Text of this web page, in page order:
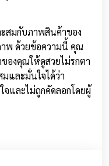
สมกับภาพสินค้าของ
พ ด้วยข้อความนี้ คุณ
องคุณให้ดูสวยไม่รกตา
และมั่นใจได้ว่า
และไม่ถูกคัดลอกโดยผู้